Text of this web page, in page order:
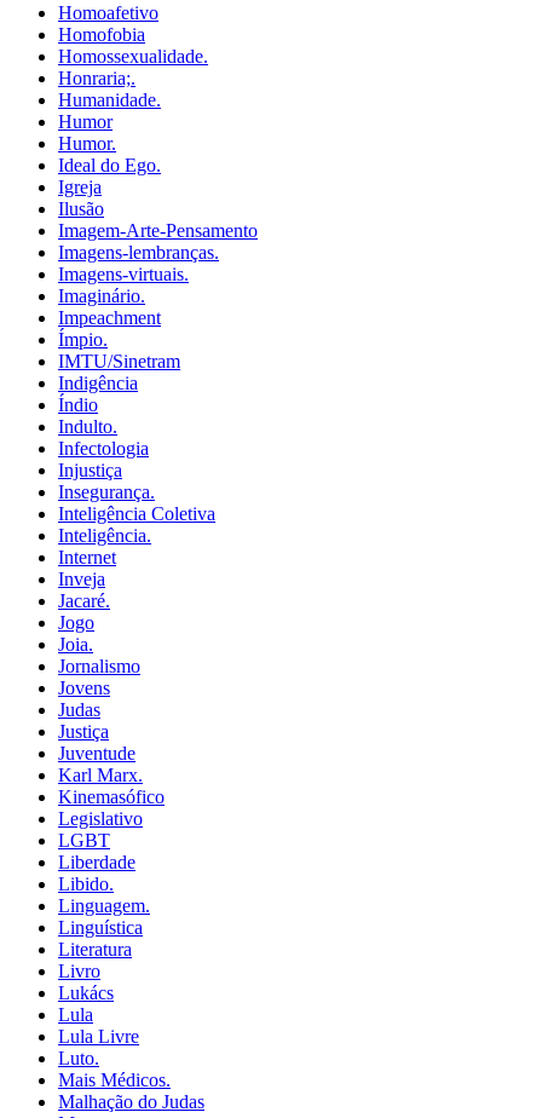
Homoafetivo
Homofobia
Homossexualidade.
Honraria;.
Humanidade.
Humor
Humor.
Ideal do Ego.
Igreja
Ilusão
Imagem-Arte-Pensamento
Imagens-lembranças.
Imagens-virtuais.
Imaginário.
Impeachment
Ímpio.
IMTU/Sinetram
Indigência
Índio
Indulto.
Infectologia
Injustiça
Insegurança.
Inteligência Coletiva
Inteligência.
Internet
Inveja
Jacaré.
Jogo
Joia.
Jornalismo
Jovens
Judas
Justiça
Juventude
Karl Marx.
Kinemasófico
Legislativo
LGBT
Liberdade
Libido.
Linguagem.
Linguística
Literatura
Livro
Lukács
Lula
Lula Livre
Luto.
Mais Médicos.
Malhação do Judas